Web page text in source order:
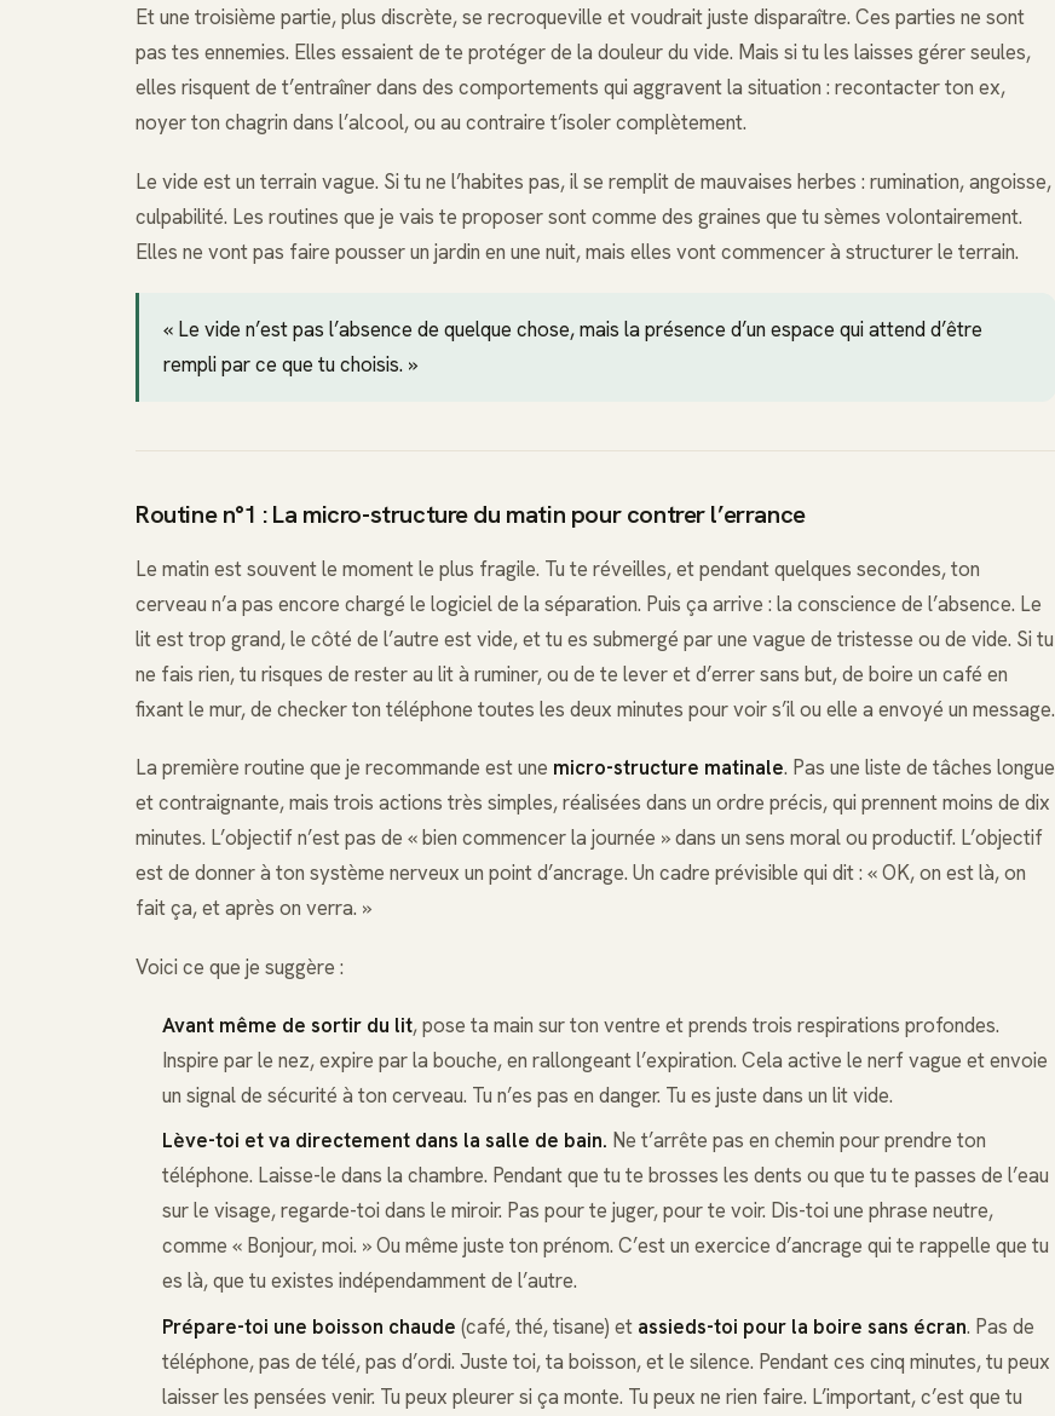
Et une troisième partie, plus discrète, se recroqueville et voudrait juste disparaître. Ces parties ne sont
pas tes ennemies. Elles essaient de te protéger de la douleur du vide. Mais si tu les laisses gérer seules,
elles risquent de t’entraîner dans des comportements qui aggravent la situation : recontacter ton ex,
noyer ton chagrin dans l’alcool, ou au contraire t’isoler complètement.
Le vide est un terrain vague. Si tu ne l’habites pas, il se remplit de mauvaises herbes : rumination, angoisse,
culpabilité. Les routines que je vais te proposer sont comme des graines que tu sèmes volontairement.
Elles ne vont pas faire pousser un jardin en une nuit, mais elles vont commencer à structurer le terrain.
« Le vide n’est pas l’absence de quelque chose, mais la présence d’un espace qui attend d’être
rempli par ce que tu choisis. »
Routine n°1 : La micro-structure du matin pour contrer l’errance
Le matin est souvent le moment le plus fragile. Tu te réveilles, et pendant quelques secondes, ton
cerveau n’a pas encore chargé le logiciel de la séparation. Puis ça arrive : la conscience de l’absence. Le
lit est trop grand, le côté de l’autre est vide, et tu es submergé par une vague de tristesse ou de vide. Si tu
ne fais rien, tu risques de rester au lit à ruminer, ou de te lever et d’errer sans but, de boire un café en
fixant le mur, de checker ton téléphone toutes les deux minutes pour voir s’il ou elle a envoyé un message.
La première routine que je recommande est une micro-structure matinale. Pas une liste de tâches longue
et contraignante, mais trois actions très simples, réalisées dans un ordre précis, qui prennent moins de dix
minutes. L’objectif n’est pas de « bien commencer la journée » dans un sens moral ou productif. L’objectif
est de donner à ton système nerveux un point d’ancrage. Un cadre prévisible qui dit : « OK, on est là, on
fait ça, et après on verra. »
Voici ce que je suggère :
Avant même de sortir du lit, pose ta main sur ton ventre et prends trois respirations profondes.
Inspire par le nez, expire par la bouche, en rallongeant l’expiration. Cela active le nerf vague et envoie
un signal de sécurité à ton cerveau. Tu n’es pas en danger. Tu es juste dans un lit vide.
Lève-toi et va directement dans la salle de bain. Ne t’arrête pas en chemin pour prendre ton
téléphone. Laisse-le dans la chambre. Pendant que tu te brosses les dents ou que tu te passes de l’eau
sur le visage, regarde-toi dans le miroir. Pas pour te juger, pour te voir. Dis-toi une phrase neutre,
comme « Bonjour, moi. » Ou même juste ton prénom. C’est un exercice d’ancrage qui te rappelle que tu
es là, que tu existes indépendamment de l’autre.
Prépare-toi une boisson chaude (café, thé, tisane) et assieds-toi pour la boire sans écran. Pas de
téléphone, pas de télé, pas d’ordi. Juste toi, ta boisson, et le silence. Pendant ces cinq minutes, tu peux
laisser les pensées venir. Tu peux pleurer si ça monte. Tu peux ne rien faire. L’important, c’est que tu